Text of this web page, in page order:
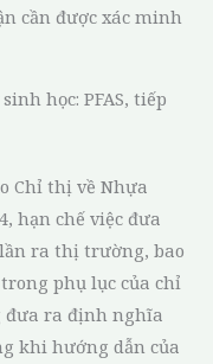
cần được xác minh
học: PFAS, tiếp
Chỉ thị về Nhựa
hạn chế việc đưa
ra thị trường, bao
phụ lục của chỉ
đưa ra định nghĩa
khi hướng dẫn của